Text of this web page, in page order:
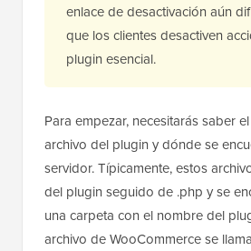
enlace de desactivación aún
que los clientes desactiven
plugin esencial.
Para empezar, necesitarás saber
archivo del plugin y dónde se
servidor. Típicamente, estos
del plugin seguido de .php y se
una carpeta con el nombre del
archivo de WooCommerce se llama